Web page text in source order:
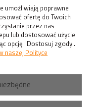
umożliwiają poprawne
ofertę do Twoich
przez nas
lub dostosować użycie
opcję "Dostosuj zgody".
naszej Polityce